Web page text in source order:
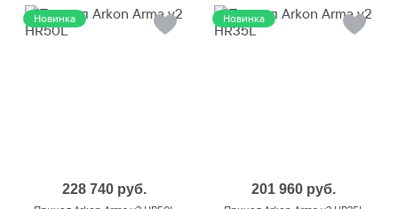
Новинка
228 740 руб.
Новинка
201 960 руб.